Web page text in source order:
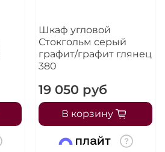
Шкаф угловой
Стокгольм серый
графит/графит глянец
380
19 050 руб
В корзину